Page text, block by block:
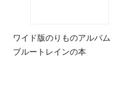
ワイド版のりものアルバム
ブルートレインの本